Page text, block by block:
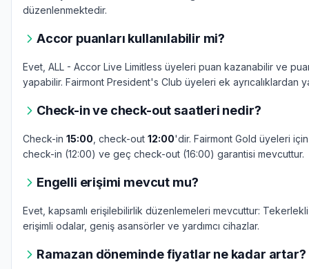
düzenlenmektedir.
Accor puanları kullanılabilir mi?
Evet, ALL - Accor Live Limitless üyeleri puan kazanabilir ve
yapabilir. Fairmont President's Club üyeleri ek ayrıcalıklardan
Check-in ve check-out saatleri nedir?
Check-in 15:00 , check-out 12:00'dir. Fairmont Gold üyeleri
check-in (12:00) ve geç check-out (16:00) garantisi mevcuttur.
Engelli erişimi mevcut mu?
Evet, kapsamlı erişilebilirlik düzenlemeleri mevcuttur:
erişimli odalar, geniş asansörler ve yardımcı cihazlar.
Ramazan döneminde fiyatlar ne kadar artar?